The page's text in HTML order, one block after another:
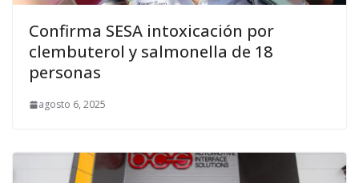
Confirma SESA intoxicación por
clembuterol y salmonella de 18
personas
agosto 6, 2025